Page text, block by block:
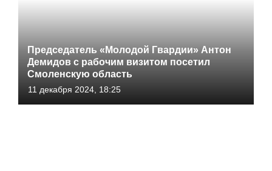
Председатель «Молодой Гвардии» Антон
Демидов с рабочим визитом посетил
Смоленскую область
11 декабря 2024, 18:25